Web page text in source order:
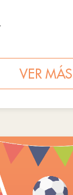
VER MÁS